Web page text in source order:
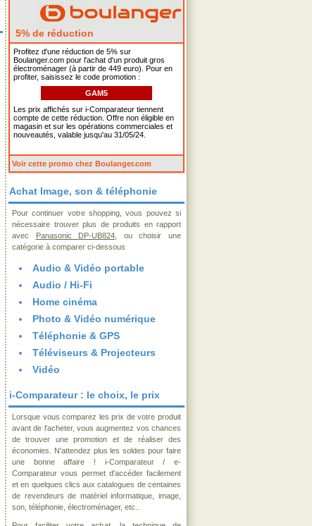
5% de réduction
Profitez d'une réduction de 5% sur
Boulanger.com pour l'achat d'un produit gros
électroménager (à partir de 449 euro). Pour en
profiter, saisissez le code promotion :
GAM5
Les prix affichés sur i-Comparateur tiennent
compte de cette réduction. Offre non éligible en
magasin et sur les opérations commerciales et
nouveautés, valable jusqu'au 31/05/24.
Voir cette promo chez Boulanger.com
Achat Image, son & téléphonie
Pour continuer votre shopping, vous pouvez si
nécessaire trouver plus de produits en rapport
avec
Panasonic DP-UB824 , ou choisir une
catégorie à comparer ci-dessous
Audio & Vidéo portable
Audio / Hi-Fi
Home cinéma
Photo & Vidéo numérique
Téléphonie & GPS
Téléviseurs & Projecteurs
Vidéo
i-Comparateur : le choix, le prix
Lorsque vous comparez les prix de votre produit
avant de l'acheter, vous augmentez vos chances
de trouver une promotion et de réaliser des
économies. N'attendez plus les soldes pour faire
une bonne affaire ! i-Comparateur / e-
Comparateur vous permet d'accéder facilement
et en quelques clics aux catalogues de centaines
de revendeurs de matériel informatique, image,
son, téléphonie, électroménager, etc..